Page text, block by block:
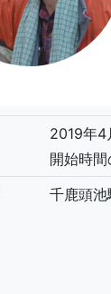
2019年
開始時間
千鹿頭